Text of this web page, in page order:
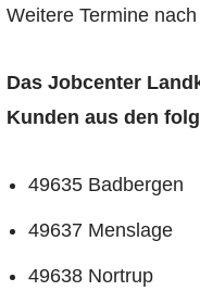
Weitere Termine
Das Jobcenter
Kunden aus den
49635 Badbergen
49637 Menslage
49638 Nortrup